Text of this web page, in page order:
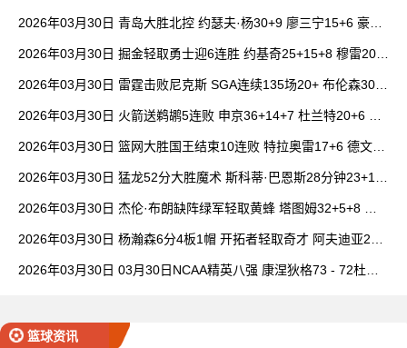
2026年03月30日 青岛大胜北控 约瑟夫·杨30+9 廖三宁15+6 豪斯
2026年03月30日 掘金轻取勇士迎6连胜 约基奇25+15+8 穆雷20+
2026年03月30日 雷霆击败尼克斯 SGA连续135场20+ 布伦森30分
2026年03月30日 火箭送鹈鹕5连败 申京36+14+7 杜兰特20+6 锡
2026年03月30日 篮网大胜国王结束10连败 特拉奥雷17+6 德文·
2026年03月30日 猛龙52分大胜魔术 斯科蒂·巴恩斯28分钟23+15
2026年03月30日 杰伦·布朗缺阵绿军轻取黄蜂 塔图姆32+5+8 普
2026年03月30日 杨瀚森6分4板1帽 开拓者轻取奇才 阿夫迪亚20+
2026年03月30日 03月30日NCAA精英八强 康涅狄格73 - 72杜克
篮球资讯